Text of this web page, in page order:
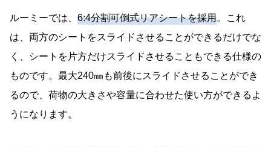
ルーミーでは、 6:4分割可倒式リアシートを採用。これ
は、両方のシートをスライドさせることができるだけでな
く、シートを片方だけスライドさせることもできる仕様の
ものです。最大240㎜も前後にスライドさせることができ
るので、荷物の大きさや容量に合わせた使い方ができるよ
うになります。